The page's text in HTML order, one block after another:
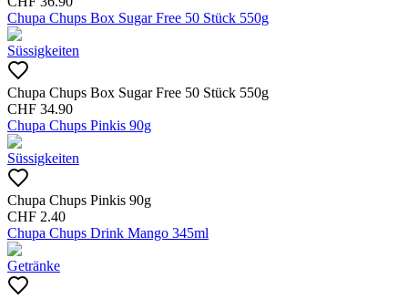
Chupa Chups Box Sugar Free 50 Stück 550g
Süssigkeiten
Chupa Chups Box Sugar Free 50 Stück 550g
CHF 34.90
Chupa Chups Pinkis 90g
Süssigkeiten
Chupa Chups Pinkis 90g
CHF 2.40
Chupa Chups Drink Mango 345ml
Getränke